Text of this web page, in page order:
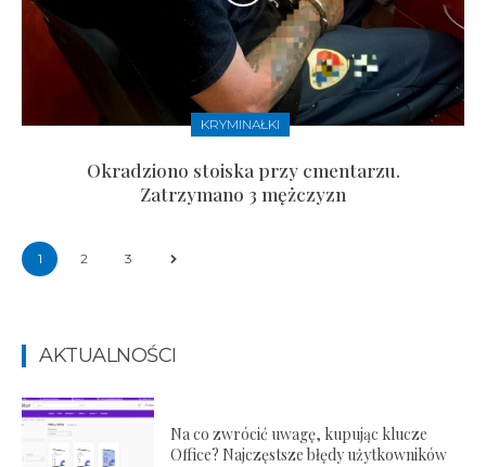
KRYMINAŁKI
Okradziono stoiska przy cmentarzu.
Zatrzymano 3 mężczyzn
1 2 3
AKTUALNOŚCI
Na co zwrócić uwagę, kupując klucze
Office? Najczęstsze błędy użytkowników